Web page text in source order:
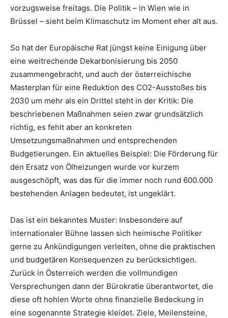
vorzugsweise freitags. Die Politik – in Wien wie in
Brüssel – sieht beim Klimaschutz im Moment eher alt aus.
So hat der Europäische Rat jüngst keine Einigung über
eine weitrechende Dekarbonisierung bis 2050
zusammengebracht, und auch der österreichische
Masterplan für eine Reduktion des CO2-Ausstoßes bis
2030 um mehr als ein Drittel steht in der Kritik: Die
beschriebenen Maßnahmen seien zwar grundsätzlich
richtig, es fehlt aber an konkreten
Umsetzungsmaßnahmen und entsprechenden
Budgetierungen. Ein aktuelles Beispiel: Die Förderung für
den Ersatz von Ölheizungen wurde vor kurzem
ausgeschöpft, was das für die immer noch rund 600.000
bestehenden Anlagen bedeutet, ist ungeklärt.
Das ist ein bekanntes Muster: Insbesondere auf
internationaler Bühne lassen sich heimische Politiker
gerne zu Ankündigungen verleiten, ohne die praktischen
und budgetären Konsequenzen zu berücksichtigen.
Zurück in Österreich werden die vollmundigen
Versprechungen dann der Bürokratie überantwortet, die
diese oft hohlen Worte ohne finanzielle Bedeckung in
eine sogenannte Strategie kleidet. Ziele, Meilensteine,